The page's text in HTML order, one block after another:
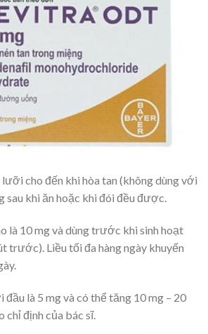
cho đến khi hòa tan (không dùng với
sau khi ăn hoặc khi đói đều được.
là 10 mg và dùng trước khi sinh hoạt
trước). Liều tối đa hàng ngày khuyến
là 5 mg và có thể tăng 10 mg – 20
chỉ định của bác sĩ.